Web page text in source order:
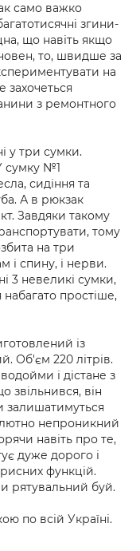
само важко
згини-
що навіть якщо
то, швидше за
на
з ремонтного
у три сумки.
сумку №1
сидіння та
А в рюкзак
Завдяки такому
тому
на три
і спину, і нерви.
3 невеликі сумки,
простіше,
із
Об'єм 220 літрів.
і дістане з
звільнився, він
залишатимуться
непроникний
навіть про те,
дуже дорого і
функцій.
рятувальний буй.
по всій Україні.